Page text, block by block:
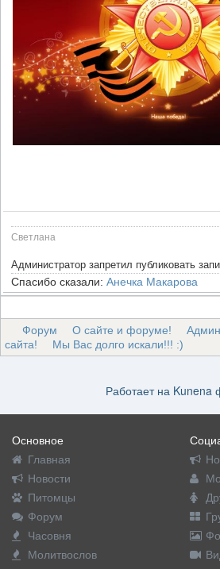
Cветлана
Администратор запретил публиковать
Спасибо сказали: Анечка Макарова
Форум О сайте и форуме!
сайта!
Мы Вас долго искали!!! :)
Работает на Kunena
Основное
Главная
Новости
Питомцы
Форум
Часовня
Молитвослов